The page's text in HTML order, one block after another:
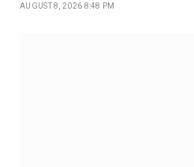
AUGUST 8, 2026 8:48 PM